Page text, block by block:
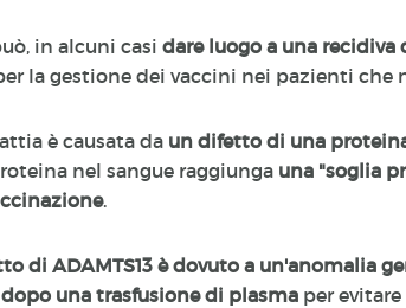
in alcuni casi dare luogo a una
la gestione dei vaccini nei pazienti che
è causata da un difetto di una
nel sangue raggiunga una "soglia
.
di ADAMTS13 è dovuto a un'anomalia
una trasfusione di plasma per